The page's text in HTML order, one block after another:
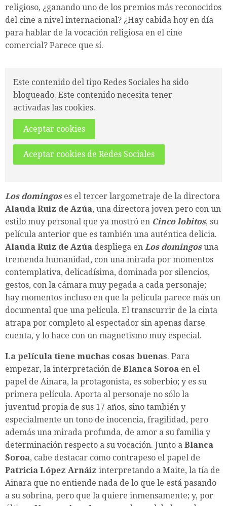
religioso, ¿ganando uno de los premios más reconocidos
del cine a nivel internacional? ¿Hay cabida hoy en día
para hablar de la vocación religiosa en el cine
comercial? Parece que sí.
Este contenido del tipo Redes Sociales ha sido
bloqueado. Este contenido necesita tener
activadas las cookies.
Aceptar cookies
Aceptar cookies de Redes Sociales
Los domingoses el tercer largometraje de la directora
Alauda Ruiz de Azúa, una directora joven pero con un
estilo muy personal que ya mostró en Cinco lobitos, su
película anterior que es también una auténtica delicia.
Alauda Ruiz de Azúa despliega en Los domingosuna
tremenda humanidad, con una mirada por momentos
contemplativa, delicadísima, dominada por silencios,
gestos, con la cámara muy pegada a cada personaje;
hay momentos incluso en que la película parece más un
documental que una película. El transcurrir de la cinta
atrapa por completo al espectador sin apenas darse
cuenta, y lo hace con un magnetismo muy especial.
La película tiene muchas cosas buenas. Para
empezar, la interpretación de Blanca Soroa en el
papel de Ainara, la protagonista, es soberbio; y es su
primera película. Aporta al personaje no sólo la
juventud propia de sus 17 años, sino también y
especialmente un tono de inocencia, fragilidad, pero
además una mirada profunda, de amor a su familia y
determinación respecto a su vocación. Junto a Blanca
Soroa, cabe destacar como contrapeso el papel de
Patricia López Arnáiz interpretando a Maite, la tía de
Ainara que no entiende nada de lo que le está pasando
a su sobrina, pero que la quiere inmensamente; y, por